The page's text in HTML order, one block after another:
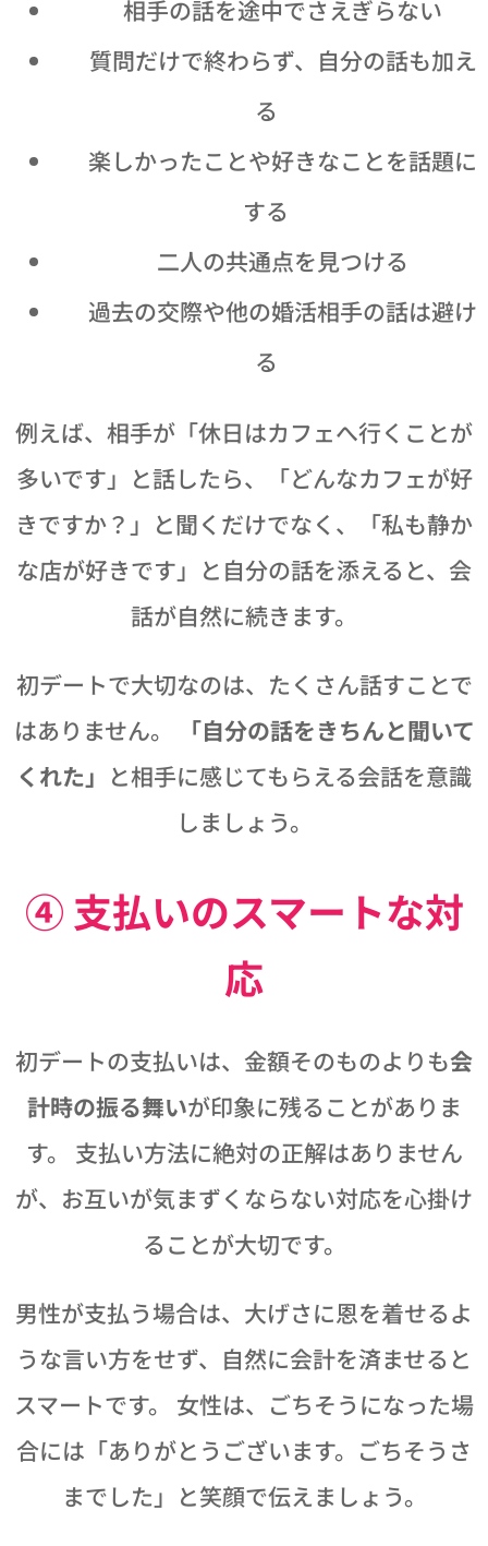
👂 相手の話を途中でさえぎらない
💬 質問だけで終わらず、自分の話も加え
る
😊 楽しかったことや好きなことを話題に
する
🔍 二人の共通点を見つける
🚫 過去の交際や他の婚活相手の話は避け
る
例えば、相手が「休日はカフェへ行くことが
多いです」と話したら、「どんなカフェが好
きですか？」と聞くだけでなく、「私も静か
な店が好きです」と自分の話を添えると、会
話が自然に続きます。
初デートで大切なのは、たくさん話すことで
はありません。
「自分の話をきちんと聞いて
くれた」 と相手に感じてもらえる会話を意識
しましょう。
④ 支払いのスマートな対
応
初デートの支払いは、金額そのものよりも会
計時の振る舞いが印象に残ることがありま
す。 支払い方法に絶対の正解はありません
が、お互いが気まずくならない対応を心掛け
ることが大切です。
男性が支払う場合は、大げさに恩を着せるよ
うな言い方をせず、自然に会計を済ませると
スマートです。 女性は、ごちそうになった場
合には「ありがとうございます。ごちそうさ
までした」と笑顔で伝えましょう。